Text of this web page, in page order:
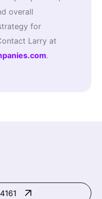
overall
for
Larry at
.